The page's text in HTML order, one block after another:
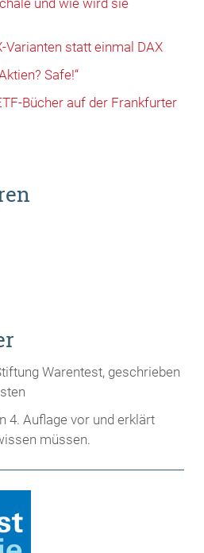
Varianten statt einmal DAX
Safe!“
Bücher auf der Frankfurter
4. Auflage vor und erklärt
müssen.